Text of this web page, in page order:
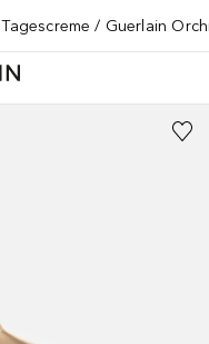
Tagescreme Guerlain